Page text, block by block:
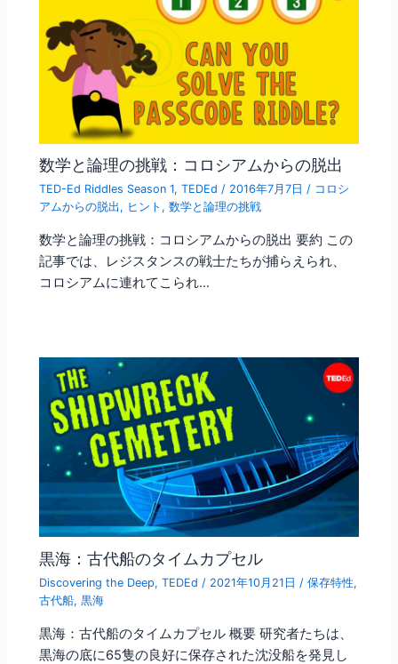
数学と論理の挑戦：コロシアムからの脱出
TED-Ed Riddles Season 1,TEDEd / 2016年7月7日/ コロシ
アムからの脱出 , ヒント ,数学と論理の挑戦
数学と論理の挑戦：コロシアムからの脱出 要約 この
記事では、レジスタンスの戦士たちが捕らえられ、
コロシアムに連れてこられ…
黒海：古代船のタイムカプセル
Discovering the Deep,TEDEd / 2021年10月21日/保存特性,
古代船,黒海
黒海：古代船のタイムカプセル 概要 研究者たちは、
黒海の底に65隻の良好に保存された沈没船を発見し